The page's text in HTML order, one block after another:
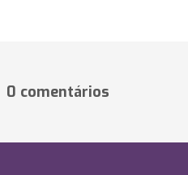
0 comentários